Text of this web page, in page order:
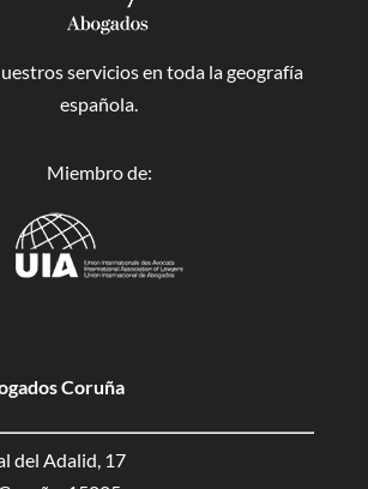
servicios en toda la geografía
española.
Miembro de:
Coruña
del Adalid, 17